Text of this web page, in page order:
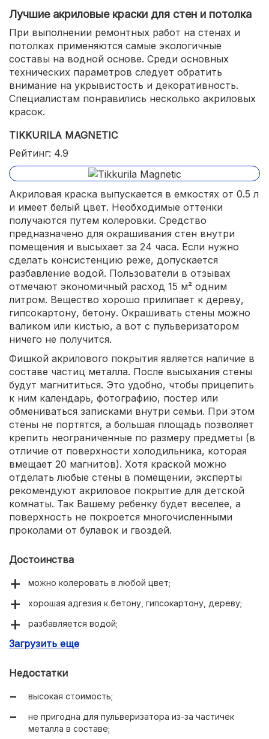
Лучшие акриловые краски для стен и потолка
При выполнении ремонтных работ на стенах и
потолках применяются самые экологичные
составы на водной основе. Среди основных
технических параметров следует обратить
внимание на укрывистость и декоративность.
Специалистам понравились несколько акриловых
красок.
TIKKURILA MAGNETIC
Рейтинг: 4.9
Акриловая краска выпускается в емкостях от 0.5 л
и имеет белый цвет. Необходимые оттенки
получаются путем колеровки. Средство
предназначено для окрашивания стен внутри
помещения и высыхает за 24 часа. Если нужно
сделать консистенцию реже, допускается
разбавление водой. Пользователи в отзывах
отмечают экономичный расход 15 м² одним
литром. Вещество хорошо прилипает к дереву,
гипсокартону, бетону. Окрашивать стены можно
валиком или кистью, а вот с пульверизатором
ничего не получится.
Фишкой акрилового покрытия является наличие в
составе частиц металла. После высыхания стены
будут магнититься. Это удобно, чтобы прицепить
к ним календарь, фотографию, постер или
обмениваться записками внутри семьи. При этом
стены не портятся, а большая площадь позволяет
крепить неограниченные по размеру предметы (в
отличие от поверхности холодильника, которая
вмещает 20 магнитов). Хотя краской можно
отделать любые стены в помещении, эксперты
рекомендуют акриловое покрытие для детской
комнаты. Так Вашему ребенку будет веселее, а
поверхность не покроется многочисленными
проколами от булавок и гвоздей.
Достоинства
можно колеровать в любой цвет;
хорошая адгезия к бетону, гипсокартону, дереву;
разбавляется водой;
впоследствии к поверхности прилипают магниты.
Загрузить еще
Недостатки
высокая стоимость;
не пригодна для пульверизатора из-за частичек
металла в составе;